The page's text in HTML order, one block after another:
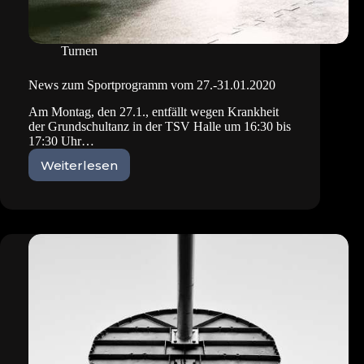
Turnen
News zum Sportprogramm vom 27.-31.01.2020
Am Montag, den 27.1., entfällt wegen Krankheit
der Grundschultanz in der TSV Halle um 16:30 bis
17:30 Uhr…
Weiterlesen
News
27.-31.01.2020